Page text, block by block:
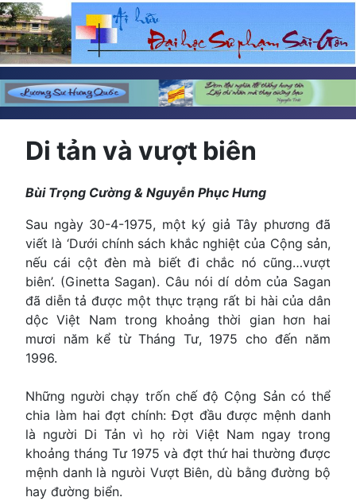
Di tản và vượt biên
Bùi Trọng Cường & Nguyễn Phục Hưng
Sau ngày 30-4-1975, một ký giả Tây phương đã
viết là ‘Dưới chính sách khắc nghiệt của Cộng sản,
nếu cái cột đèn mà biết đi chắc nó cũng…vượt
biên’. (Ginetta Sagan). Câu nói dí dỏm của Sagan
đã diễn tả được một thực trạng rất bi hài của dân
dộc Việt Nam trong khoảng thời gian hơn hai
mươi năm kể từ Tháng Tư, 1975 cho đến năm
1996.
Những người chạy trốn chế độ Cộng Sản có thể
chia làm hai đợt chính: Đợt đầu được mệnh danh
là người Di Tản vì họ rời Việt Nam ngay trong
khoảng tháng Tư 1975 và đợt thứ hai thường được
mệnh danh là ngưòi Vượt Biên, dù bằng đường bộ
hay đường biển.